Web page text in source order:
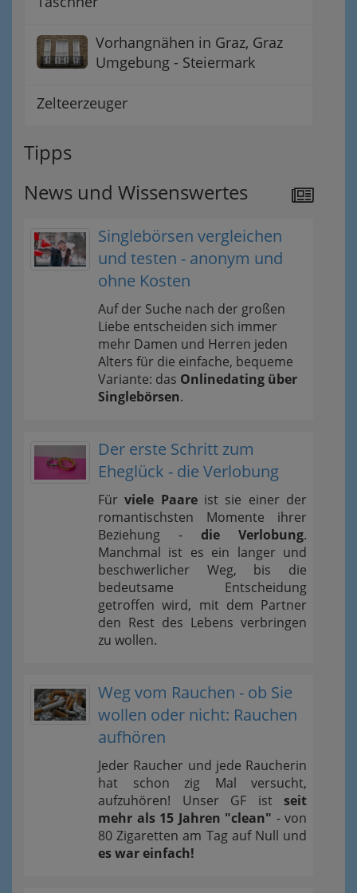
Vorhangnähen in Graz, Graz
Umgebung - Steiermark
Zelteerzeuger
Tipps
News und Wissenswertes
Singlebörsen vergleichen
und testen - anonym und
ohne Kosten
Auf der Suche nach der großen
Liebe entscheiden sich immer
mehr Damen und Herren jeden
Alters für die einfache, bequeme
Variante: das Onlinedating über
Singlebörsen.
Der erste Schritt zum
Eheglück - die Verlobung
Fürviele Paareist sie einer der
romantischsten Momente ihrer
Beziehung - die Verlobung.
Manchmal ist es ein langer und
beschwerlicher Weg, bis die
bedeutsame Entscheidung
getroffen wird, mit dem Partner
den Rest des Lebens verbringen
zu wollen.
Weg vom Rauchen - ob Sie
wollen oder nicht: Rauchen
aufhören
Jeder Raucher und jede Raucherin
hat schon zig Mal versucht,
aufzuhören! Unser GF ist seit
mehr als 15 Jahren "clean" - von
80 Zigaretten am Tag auf Null und
es war einfach!